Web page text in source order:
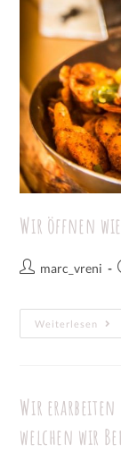
Wir öffnen
marc_vreni
Weiterlesen
Wir
welchen wir